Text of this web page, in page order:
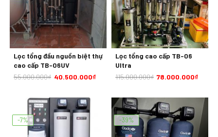
Lọc tổng đầu nguồn biệt thự
cao cấp TB-06UV
55.000.000₫ 40.500.000₫
Lọc tổng cao cấp TB-06
Ultra
115.000.000₫ 78.000.000₫
-7% -39%